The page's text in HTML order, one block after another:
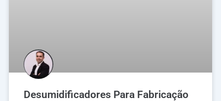
Desumidificadores Para Fabricação